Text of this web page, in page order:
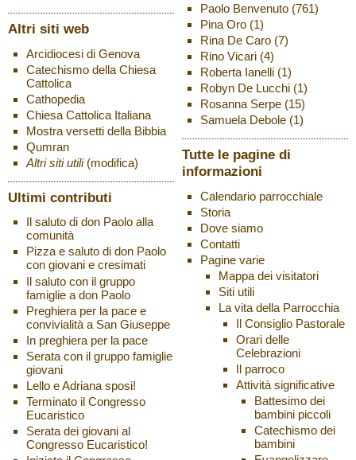
Altri siti web
Arcidiocesi di Genova
Catechismo della Chiesa
Cattolica
Cathopedia
Chiesa Cattolica Italiana
Mostra versetti della Bibbia
Qumran
Altri siti utili (modifica)
Ultimi contributi
Il saluto di don Paolo alla
comunità
Pizza e saluto di don Paolo
con giovani e cresimati
Il saluto con il gruppo
famiglie a don Paolo
Preghiera per la pace e
convivialità a San Giuseppe
In preghiera per la pace
Serata con il gruppo famiglie
giovani
Lello e Adriana sposi!
Terminato il Congresso
Eucaristico
Serata dei giovani al
Congresso Eucaristico!
Paolo Benvenuto(761)
Pina Oro(1)
Rina De Caro(7)
Rino Vicari(4)
Roberta Ianelli(1)
Robyn De Lucchi(1)
Rosanna Serpe(15)
Samuela Debole(1)
Tutte le pagine di
informazioni
Calendario parrocchiale
Storia
Dove siamo
Contatti
Pagine varie
Mappa dei visitatori
Siti utili
La vita della Parrocchia
Il Consiglio Pastorale
Orari delle
Celebrazioni
Il parroco
Attività significative
Battesimo dei
bambini piccoli
Catechismo dei
bambini